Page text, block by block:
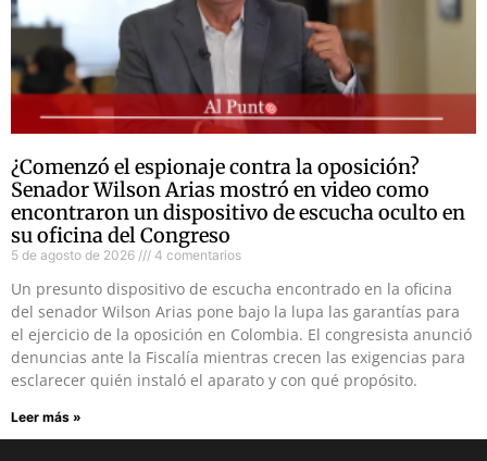
¿Comenzó el espionaje contra la oposición?
Senador Wilson Arias mostró en video como
encontraron un dispositivo de escucha oculto en
su oficina del Congreso
5 de agosto de 2026 4 comentarios
Un presunto dispositivo de escucha encontrado en la oficina
del senador Wilson Arias pone bajo la lupa las garantías para
el ejercicio de la oposición en Colombia. El congresista anunció
denuncias ante la Fiscalía mientras crecen las exigencias para
esclarecer quién instaló el aparato y con qué propósito.
Leer más »